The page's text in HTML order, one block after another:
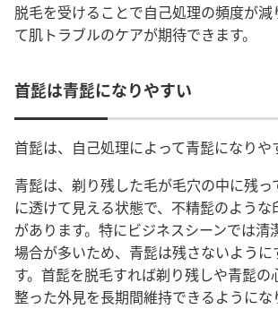
脱毛を受けることで自己処理の頻度が減
て肌トラブルのケアが期待できます。
首髭は青髭になりやすい
首髭は、自己処理によって青髭になりや
青髭は、剃り残した毛が毛穴の中に残
に透けて見える状態で、不精髭のような
があります。特にビジネスシーンでは清
場合が多いため、青髭は残さないよう
す。 首髭を脱毛すれば剃り残しや青髭の
整った外見を長期間維持できるようにな